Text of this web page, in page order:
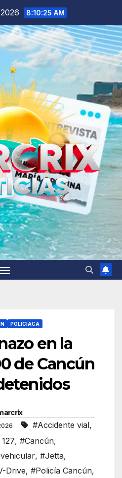
8:10:27 AM
POLICIACA
en la
de Cancún
#Accidente vial,
, #Cancún,
, #Jetta,
Drive, #Policía Cancún,